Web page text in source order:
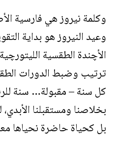
وكلمة نيروز هي فارسية
وعيد النيروز هو بداية
الأچندة الطقسية
ترتيب وضبط الدورات
كل سنة – مقبولة… سنة
بخلاصنا ومستقبلنا
بل كحياة حاضرة نحياها